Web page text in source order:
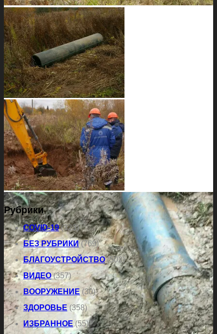
Рубрики
COVID-19(323)
БЕЗ РУБРИКИ(769)
БЛАГОУСТРОЙСТВО(502)
ВИДЕО(357)
ВООРУЖЕНИЕ(30)
ЗДОРОВЬЕ (358)
ИЗБРАННОЕ(55)